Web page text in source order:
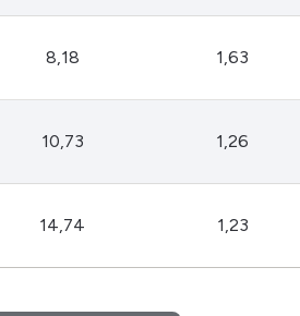
8,18 1,63
10,73 1,26
14,74 1,23